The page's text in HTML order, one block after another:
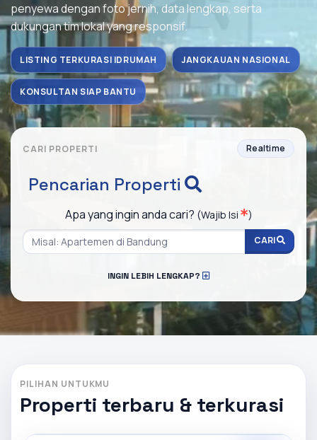
penyewa dengan foto jernih, data lengkap, serta
dukungan tim lokal yang responsif.
LISTING TERKURASI IDRUMAH JANGKAUAN NASIONAL
KONSULTAN SIAP BANTU
CARI PROPERTI Realtime
Pencarian Properti
Apa yang ingin anda cari? (Wajib Isi )
CARI
INGIN LEBIH LENGKAP?
PILIHAN UNTUKMU
Properti terbaru & terkurasi